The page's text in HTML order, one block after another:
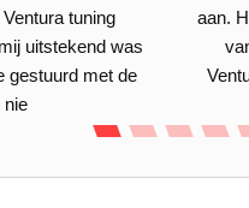
tuning
uitstekend was
gestuurd met de
nie
aan.